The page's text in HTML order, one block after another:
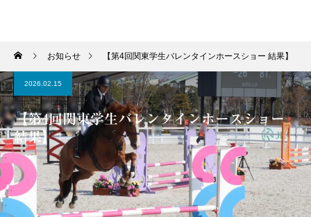
お知らせ 【第4回関東学生バレンタインホースショー 結果】
2026.02.15
【第4回関東学生バレンタインホースショー
結果】